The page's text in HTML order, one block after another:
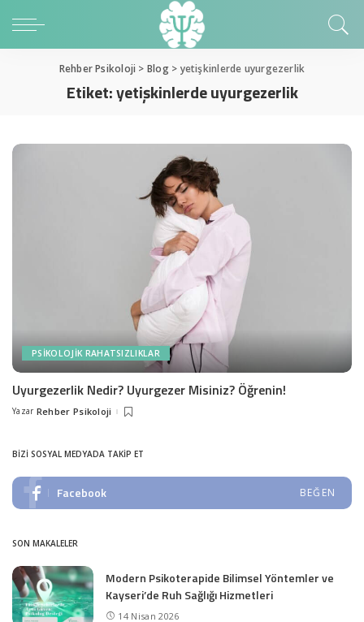
Rehber Psikoloji > Blog> yetişkinlerde uyurgezerlik
Etiket:yetişkinlerde uyurgezerlik
PSIKOLOJIK RAHATSIZLIKLAR
Uyurgezerlik Nedir? Uyurgezer Misiniz? Öğrenin!
Posted
Yazar Rehber Psikoloji
BIZI SOSYAL MEDYADA TAKIP ET
Facebook BEĞEN
SON MAKALELER
Modern Psikoterapide Bilimsel Yöntemler ve
Kayseri’de Ruh Sağlığı Hizmetleri
14 Nisan 2026